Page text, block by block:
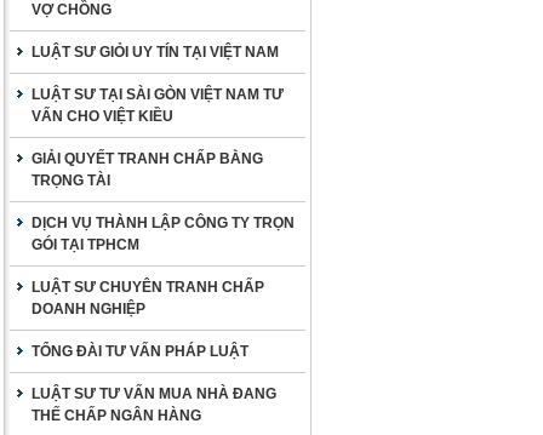
VỢ CHỒNG
LUẬT SƯ GIỎI UY TÍN TẠI VIỆT NAM
LUẬT SƯ TẠI SÀI GÒN VIỆT NAM TƯ
VẤN CHO VIỆT KIỀU
GIẢI QUYẾT TRANH CHẤP BẰNG
TRỌNG TÀI
DỊCH VỤ THÀNH LẬP CÔNG TY TRỌN
GÓI TẠI TPHCM
LUẬT SƯ CHUYÊN TRANH CHẤP
DOANH NGHIỆP
TỔNG ĐÀI TƯ VẤN PHÁP LUẬT
LUẬT SƯ TƯ VẤN MUA NHÀ ĐANG
THẾ CHẤP NGÂN HÀNG